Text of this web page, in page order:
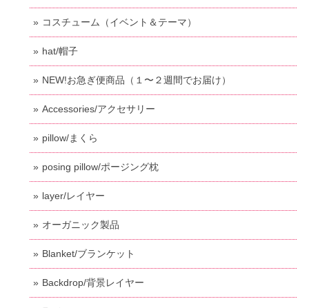
コスチューム（イベント＆テーマ）
hat/帽子
NEW!お急ぎ便商品（１〜２週間でお届け）
Accessories/アクセサリー
pillow/まくら
posing pillow/ポージング枕
layer/レイヤー
オーガニック製品
Blanket/ブランケット
Backdrop/背景レイヤー